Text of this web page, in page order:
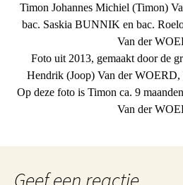
Timon Johannes Michiel (Timon)
bac. Saskia BUNNIK en bac.
Van der
Foto uit 2013, gemaakt door de
Hendrik (Joop) Van der WOERD,
Op deze foto is Timon ca. 9
Van der
Geef een reactie